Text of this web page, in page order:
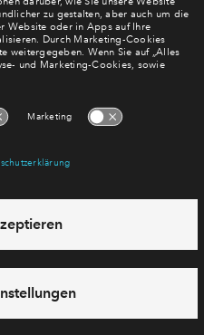
weiterer Neubauprojekte.
Daten machen? Klicken Sie hier
Sie uns gerne an (+49 69
Sie eine Nachricht über das